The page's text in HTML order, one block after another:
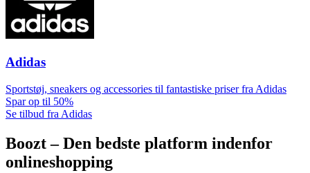
Adidas
Sportstøj, sneakers og accessories til fantastiske priser fra Adidas
Spar op til 50%
Se tilbud fra Adidas
Boozt – Den bedste platform indenfor
onlineshopping